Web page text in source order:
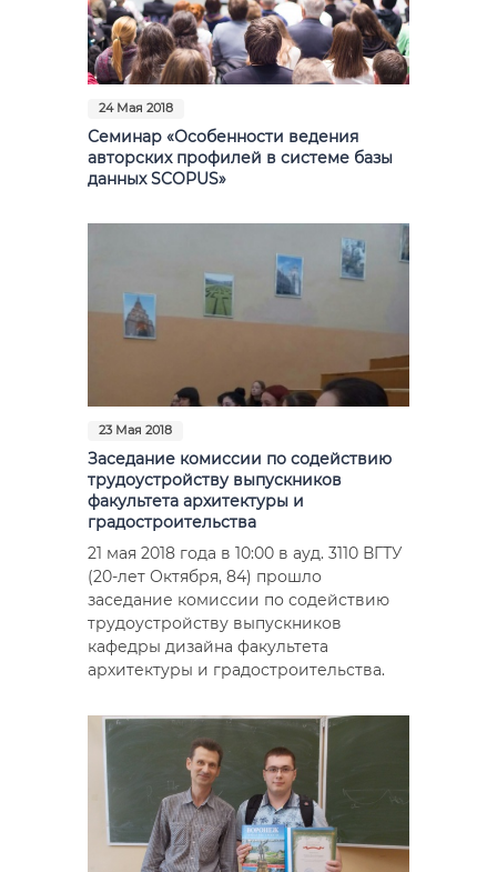
24 Мая 2018
Семинар «Особенности ведения
авторских профилей в системе базы
данных SCOPUS»
23 Мая 2018
Заседание комиссии по содействию
трудоустройству выпускников
факультета архитектуры и
градостроительства
21 мая 2018 года в 10:00 в ауд. 3110 ВГТУ
(20-лет Октября, 84) прошло
заседание комиссии по содействию
трудоустройству выпускников
кафедры дизайна факультета
архитектуры и градостроительства.